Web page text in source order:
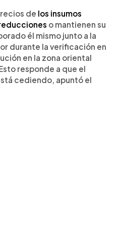
de los insumos
o mantienen su
él mismo junto a la
durante la verificación en
en la zona oriental
responde a que el
cediendo, apuntó el